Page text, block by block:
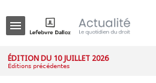
ÉDITION DU 10 JUILLET 2026
Éditions précédentes